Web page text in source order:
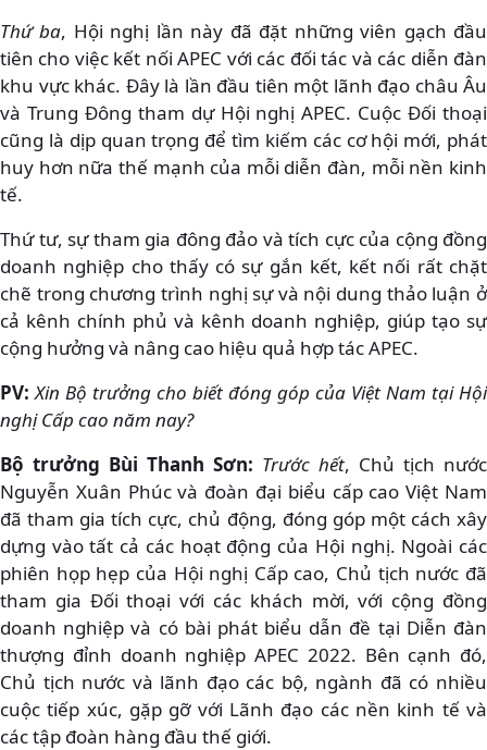
Thứ ba, Hội nghị lần này đã đặt những viên gạch đầu
tiên cho việc kết nối APEC với các đối tác và các diễn đàn
khu vực khác. Đây là lần đầu tiên một lãnh đạo châu Âu
và Trung Đông tham dự Hội nghị APEC. Cuộc Đối thoại
cũng là dịp quan trọng để tìm kiếm các cơ hội mới, phát
huy hơn nữa thế mạnh của mỗi diễn đàn, mỗi nền kinh
tế.
Thứ tư, sự tham gia đông đảo và tích cực của cộng đồng
doanh nghiệp cho thấy có sự gắn kết, kết nối rất chặt
chẽ trong chương trình nghị sự và nội dung thảo luận ở
cả kênh chính phủ và kênh doanh nghiệp, giúp tạo sự
cộng hưởng và nâng cao hiệu quả hợp tác APEC.
PV: Xin Bộ trưởng cho biết đóng góp của Việt Nam tại Hội
nghị Cấp cao năm nay?
Bộ trưởng Bùi Thanh Sơn: Trước hết, Chủ tịch nước
Nguyễn Xuân Phúc và đoàn đại biểu cấp cao Việt Nam
đã tham gia tích cực, chủ động, đóng góp một cách xây
dựng vào tất cả các hoạt động của Hội nghị. Ngoài các
phiên họp hẹp của Hội nghị Cấp cao, Chủ tịch nước đã
tham gia Đối thoại với các khách mời, với cộng đồng
doanh nghiệp và có bài phát biểu dẫn đề tại Diễn đàn
thượng đỉnh doanh nghiệp APEC 2022. Bên cạnh đó,
Chủ tịch nước và lãnh đạo các bộ, ngành đã có nhiều
cuộc tiếp xúc, gặp gỡ với Lãnh đạo các nền kinh tế và
các tập đoàn hàng đầu thế giới.